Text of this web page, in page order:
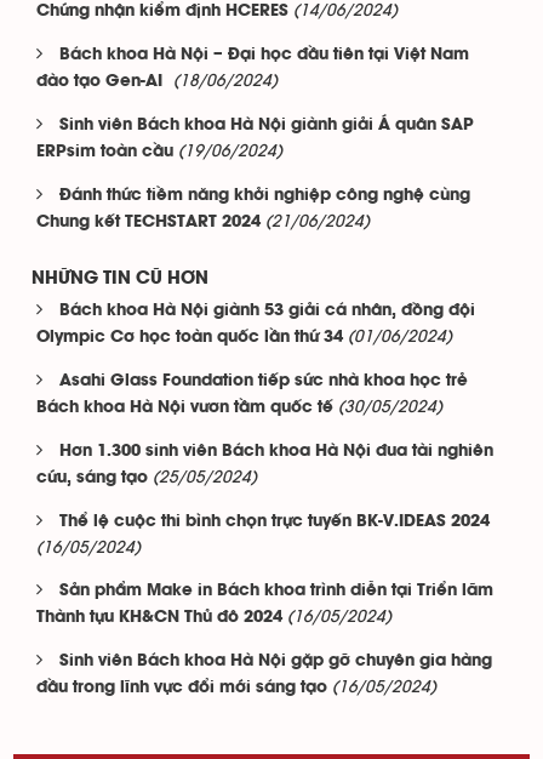
Chứng nhận kiểm định HCERES (14/06/2024)
Bách khoa Hà Nội – Đại học đầu tiên tại Việt Nam
đào tạo Gen-AI
(18/06/2024)
Sinh viên Bách khoa Hà Nội giành giải Á quân SAP
ERPsim toàn cầu (19/06/2024)
Đánh thức tiềm năng khởi nghiệp công nghệ cùng
Chung kết TECHSTART 2024 (21/06/2024)
NHỮNG TIN CŨ HƠN
Bách khoa Hà Nội giành 53 giải cá nhân, đồng đội
Olympic Cơ học toàn quốc lần thứ 34 (01/06/2024)
Asahi Glass Foundation tiếp sức nhà khoa học trẻ
Bách khoa Hà Nội vươn tầm quốc tế (30/05/2024)
Hơn 1.300 sinh viên Bách khoa Hà Nội đua tài nghiên
cứu, sáng tạo (25/05/2024)
Thể lệ cuộc thi bình chọn trực tuyến BK-V.IDEAS 2024
(16/05/2024)
Sản phẩm Make in Bách khoa trình diễn tại Triển lãm
Thành tựu KH&CN Thủ đô 2024 (16/05/2024)
Sinh viên Bách khoa Hà Nội gặp gỡ chuyên gia hàng
đầu trong lĩnh vực đổi mới sáng tạo (16/05/2024)